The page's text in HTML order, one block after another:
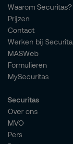
Waarom Securitas?
Prijzen
Contact
Werken bij
MASWeb
Formulieren
MySecuritas
Securitas
Over ons
MVO
Pers